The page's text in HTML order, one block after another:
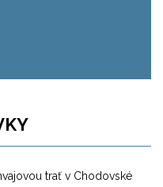
trať v Chodovské